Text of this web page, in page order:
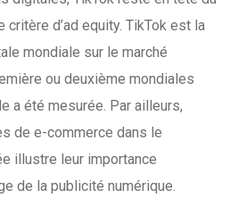
d’ad equity. TikTok est la
mondiale sur le marché
ou deuxième mondiales
a été mesurée. Par ailleurs,
de e-commerce dans le
illustre leur importance
de la publicité numérique.